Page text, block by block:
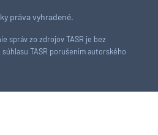
práva vyhradené.
správ zo zdrojov TASR je bez
TASR porušením autorského